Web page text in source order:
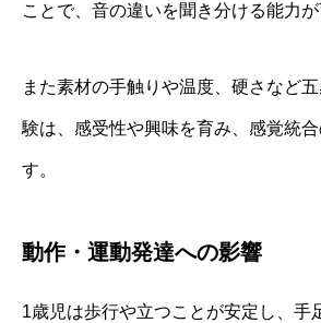
ことで、音の違いを聞き分ける能力が
また素材の手触りや温度、硬さなど
験は、感受性や興味を育み、感覚統
す。
動作・運動発達への影響
1歳児は歩行や立つことが安定し、手